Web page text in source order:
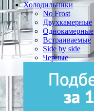
Холодильники
No Frost
Двухкамерные
Однокамерные
Встраиваемые
Side by side
Черные